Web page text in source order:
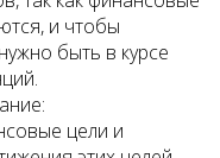
и чтобы
быть в курсе
цели и